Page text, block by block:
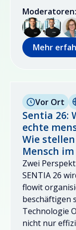
Moderatoren:
Mehr
Vor Ort
Sentia 26:
echte
Wie
Mensch
Zwei
SENTIA 26
flowit
beschäftigen
Technologie
nicht nur